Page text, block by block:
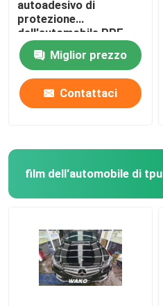
autoadesivo di
protezione
dell'automobile PPF
dell'anti graffio
Miglior prezzo
Contattaci
film dell'automobile di tpu